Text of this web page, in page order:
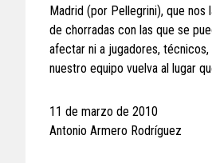
Madrid (por Pellegrini), que nos
de chorradas con las que se
afectar ni a jugadores,
nuestro equipo vuelva al lugar
11 de marzo de 2010
Antonio Armero Rodríguez